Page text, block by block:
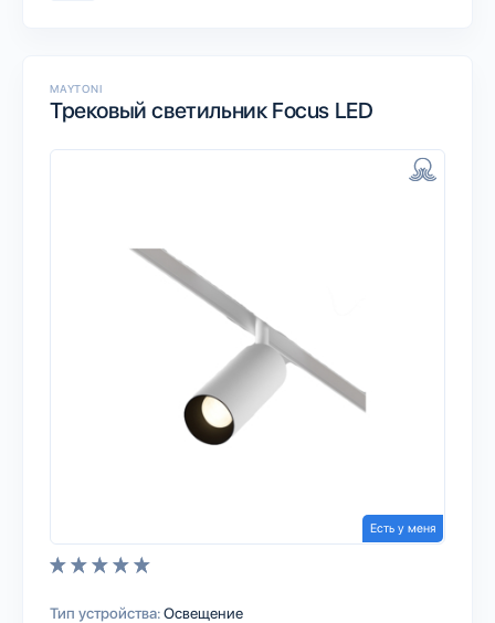
MAYTONI
Трековый светильник Focus LED
Есть у меня
Тип устройства:Освещение